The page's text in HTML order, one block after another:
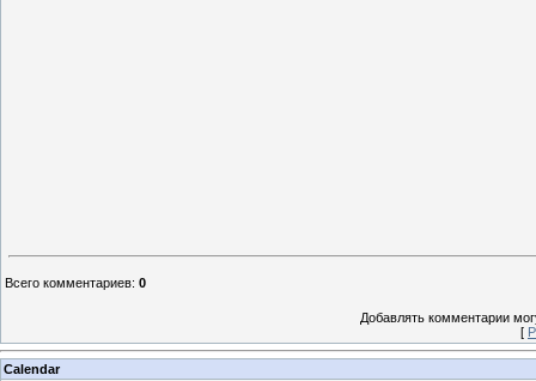
Всего комментариев: 0
Добавлять комментарии
[
Calendar